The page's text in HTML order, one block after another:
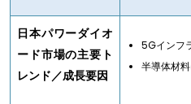
日本パワーダイオ
ード市場の主要ト
レンド／成長要因
5Gインフ
半導体材